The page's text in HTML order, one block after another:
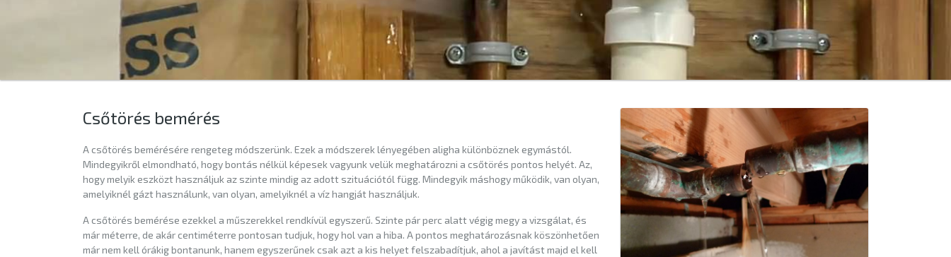
Csőtörés bemérés
A csőtörés bemérésére rengeteg módszerünk. Ezek a módszerek lényegében aligha különböznek egymástól.
Mindegyikről elmondható, hogy bontás nélkül képesek vagyunk velük meghatározni a csőtörés pontos helyét. Az,
hogy melyik eszközt használjuk az szinte mindig az adott szituációtól függ. Mindegyik máshogy működik, van olyan,
amelyiknél gázt használunk, van olyan, amelyiknél a víz hangját használjuk.
A csőtörés bemérése ezekkel a műszerekkel rendkívül egyszerű. Szinte pár perc alatt végig megy a vizsgálat, és
már méterre, de akár centiméterre pontosan tudjuk, hogy hol van a hiba. A pontos meghatározásnak köszönhetően
már nem kell órákig bontanunk, hanem egyszerűnek csak azt a kis helyet felszabadítjuk, ahol a javítást majd el kell